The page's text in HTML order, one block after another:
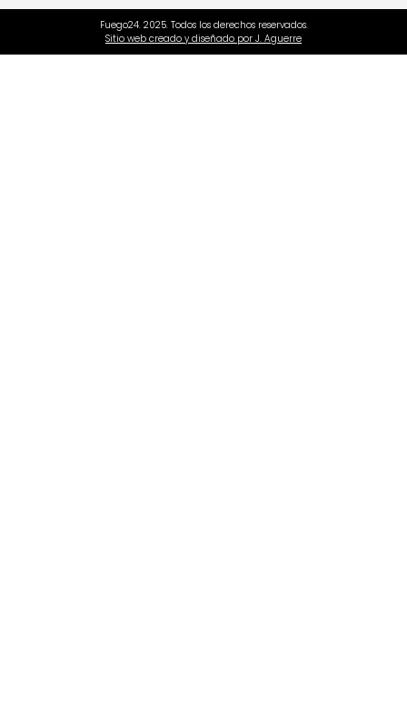
Fuego24. 2025. Todos los derechos reservados.
Sitio web creado y diseñado por J. Aguerre